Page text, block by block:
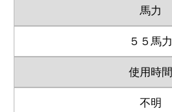
馬力
５５馬力
使用時間
不明